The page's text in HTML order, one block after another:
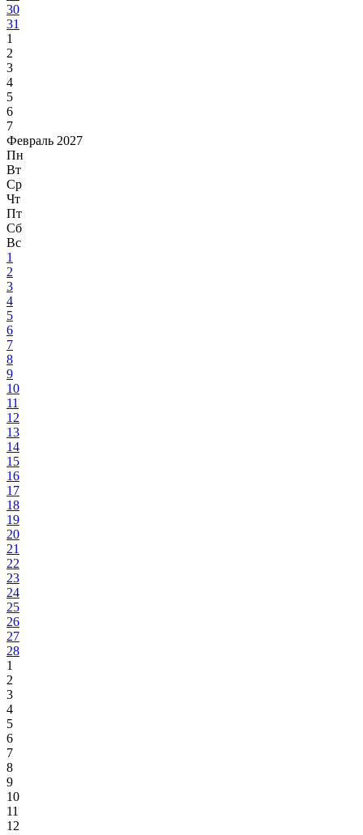
30
31
1
2
3
4
5
6
7
Февраль 2027
Пн
Вт
Ср
Чт
Пт
Сб
Вс
1
2
3
4
5
6
7
8
9
10
11
12
13
14
15
16
17
18
19
20
21
22
23
24
25
26
27
28
1
2
3
4
5
6
7
8
9
10
11
12